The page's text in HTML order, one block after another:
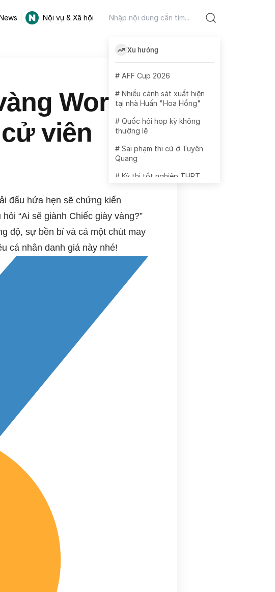
Nội vụ & Xã hội
Xu hướng
# AFF Cup 2026
# Nhiều cảnh sát xuất hiện
tại nhà Huấn "Hoa Hồng"
# Quốc hội họp kỳ không
thường lệ
# Sai phạm thi cử ở Tuyên
Quang
# Kỳ thi tốt nghiệp THPT
# Chiến dịch 500 ngày "trả
tên" cho liệt sỹ
# Gia tăng ung thư tuyến
# Một năm sáp nhập, vận
hành chính quyền 2 cấp tại
tỉnh, thành
# Hội nghị Trung ương 3
World
viên
đấu hứa hẹn sẽ chứng kiến
“Ai sẽ giành Chiếc giày vàng?”
độ, sự bền bỉ và cả một chút may
cá nhân danh giá này nhé!